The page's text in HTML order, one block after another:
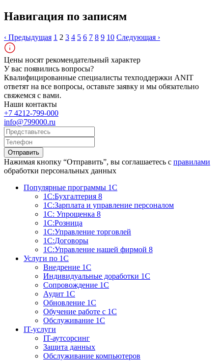
Навигация по записям
‹ Предыдущая 1 2 3 4 5 6 7 8 9 10 Следующая ›
Цены носят рекомендательный характер
У вас появились вопросы?
Квалифицированные специалисты техподдержки ANIT
ответят на все вопросы, оставьте заявку и мы обязательно
свяжемся с вами.
Наши контакты
+7 4212-799-000
info@799000.ru
Отправить
Нажимая кнопку “Отправить”, вы соглашаетесь с правилами
обработки персональных данных
Популярные программы 1С
1С:Бухгалтерия 8
1С:Зарплата и управление персоналом
1С: Упрощенка 8
1С:Розница
1С:Управление торговлей
1С:Договоры
1С:Управление нашей фирмой 8
Услуги по 1С
Внедрение 1С
Индивидуальные доработки 1С
Сопровождение 1С
Аудит 1С
Обновление 1С
Обучение работе с 1С
Обслуживание 1С
IT-услуги
IT-аутсорсинг
Защита данных
Обслуживание компьютеров